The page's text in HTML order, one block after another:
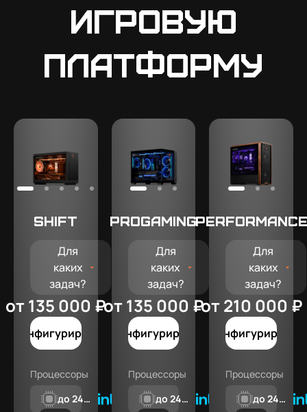
игровую
платформу
SHIFT
Для
каких
задач?
от 135 000 ₽
Конфигурировать
Процессоры
до 24
Progaming
Для
каких
задач?
от 135 000 ₽
Конфигурировать
Процессоры
до 24
PERFORMANCE
Для
каких
задач?
от 210 000 ₽
Процессоры
до 24